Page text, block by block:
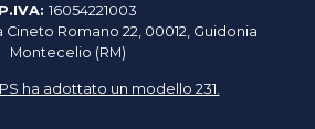
P.IVA: 16054221003
Cineto Romano 22, 00012, Guidonia
Montecelio (RM)
ha adottato un modello 231.